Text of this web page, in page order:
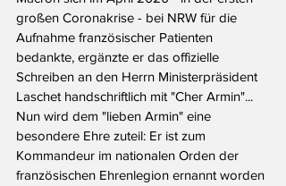
großen Coronakrise - bei NRW für die
Aufnahme französischer Patienten
bedankte, ergänzte er das offizielle
Schreiben an den Herrn Ministerpräsident
Laschet handschriftlich mit "Cher Armin"...
Nun wird dem "lieben Armin" eine
besondere Ehre zuteil: Er ist zum
Kommandeur im nationalen Orden der
französischen Ehrenlegion ernannt worden